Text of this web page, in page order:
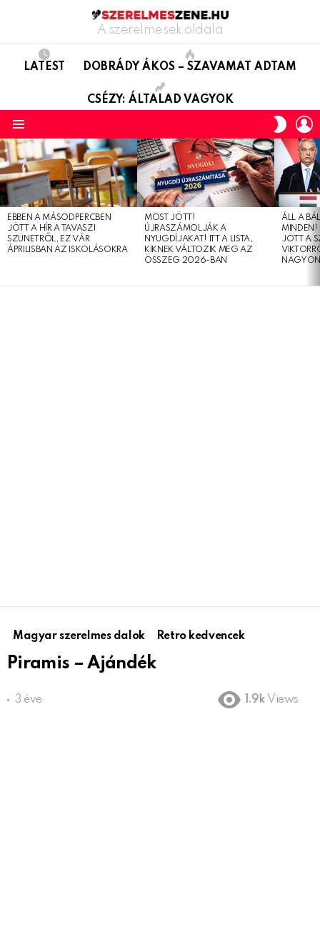
A szerelmesek oldala
LATEST DOBRÁDY ÁKOS – SZAVAMAT ADTAM
CSÉZY: ÁLTALAD VAGYOK
SKIN
LATEST
STORIES
EBBEN A MÁSODPERCBEN
JÖTT A HÍR A TAVASZI
SZÜNETRŐL, EZ VÁR
ÁPRILISBAN AZ ISKOLÁSOKRA
MOST JÖTT!
ÚJRASZÁMOLJÁK A
NYUGDÍJAKAT! ITT A LISTA,
KIKNEK VÁLTOZIK MEG AZ
ÖSSZEG 2026-BAN
ÁLL A
MINDEN!
JÖTT A
Magyar szerelmes dalok Retro kedvencek
Piramis – Ajándék
3 éve 1.9k Views